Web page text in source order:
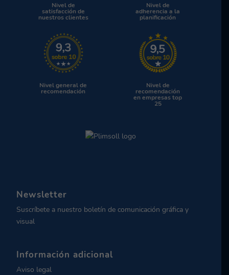
Nivel de
satisfacción de
nuestros clientes
Nivel de
adherencia a la
planificación
Nivel general de
recomendación
Nivel de
recomendación
en empresas top
25
Newsletter
Suscríbete a nuestro boletín de comunicación gráfica y
visual
Información adicional
Aviso legal